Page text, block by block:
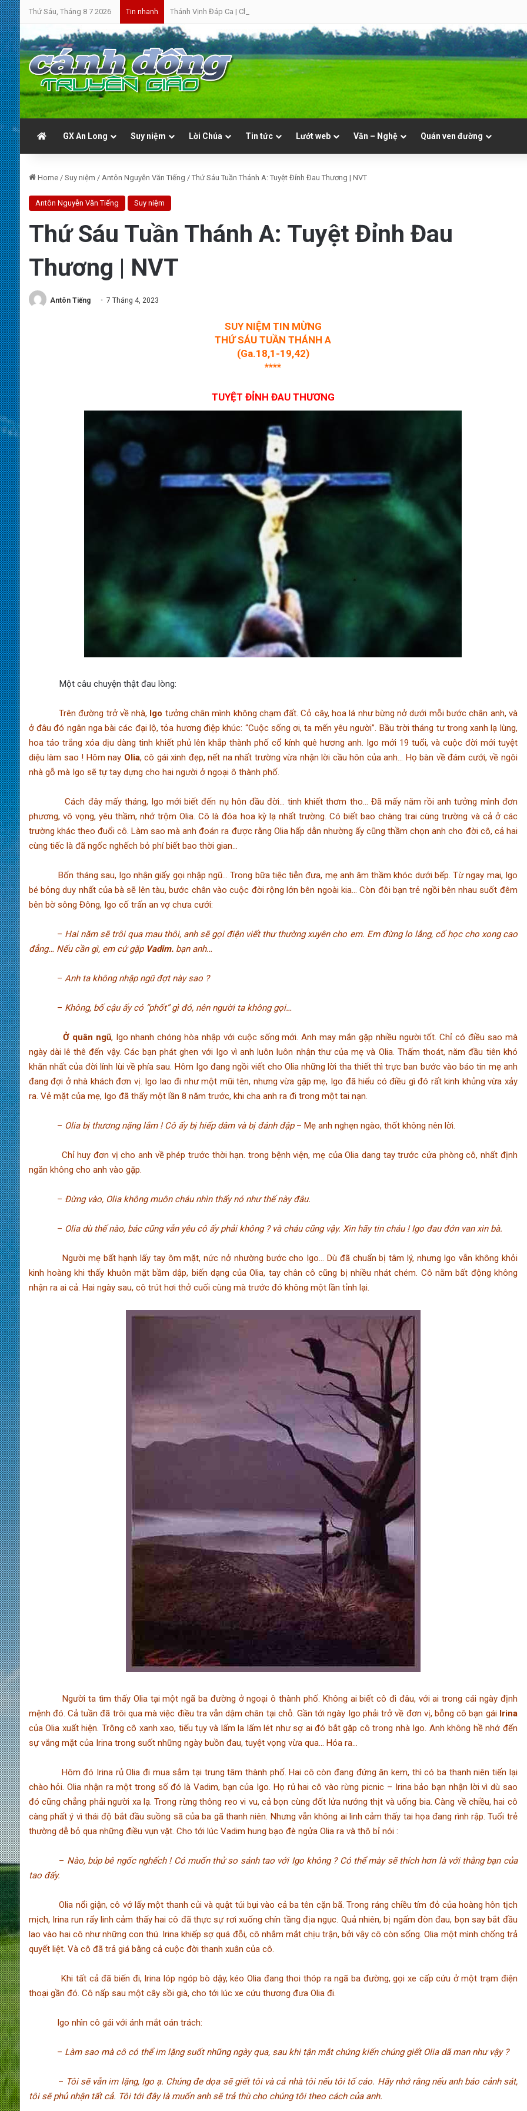
Thứ Sáu, Tháng 8 7 2026 Tin nhanh Thánh Vịnh Đáp Ca | Chúa Nhật 19 Thường Niên A
GX An Long Suy niệm Lời Chúa Tin tức Lướt web Văn – Nghệ Quán ven đường
Home / Suy niệm / Antôn Nguyễn Văn Tiếng / Thứ Sáu Tuần Thánh A: Tuyệt Đỉnh Đau Thương | NVT
Antôn Nguyễn Văn Tiếng Suy niệm
Thứ Sáu Tuần Thánh A: Tuyệt Đỉnh Đau
Thương | NVT
Antôn Tiếng 7 Tháng 4, 2023
SUY NIỆM TIN MỪNG
THỨ SÁU TUẦN THÁNH A
(Ga.18,1-19,42)
****
TUYỆT ĐỈNH ĐAU THƯƠNG
Một câu chuyện thật đau lòng:
Trên đường trở về nhà, Igo tưởng chân mình không chạm đất. Cỏ cây, hoa lá như bừng nở dưới mỗi bước chân anh, và
ở đâu đó ngân nga bài các đại lộ, tỏa hương điệp khúc: “Cuộc sống ơi, ta mến yêu người”. Bầu trời tháng tư trong xanh lạ lùng,
hoa táo trắng xóa dịu dàng tinh khiết phủ lên khắp thành phố cổ kính quê hương anh. Igo mới 19 tuổi, và cuộc đời mới tuyệt
diệu làm sao ! Hôm nay Olia, cô gái xinh đẹp, nết na nhất trường vừa nhận lời cầu hôn của anh… Họ bàn về đám cưới, về ngôi
nhà gỗ mà Igo sẽ tự tay dựng cho hai người ở ngoại ô thành phố.
Cách đây mấy tháng, Igo mới biết đến nụ hôn đầu đời… tinh khiết thơm tho… Đã mấy năm rồi anh tưởng mình đơn
phương, vô vọng, yêu thầm, nhớ trộm Olia. Cô là đóa hoa kỳ lạ nhất trường. Có biết bao chàng trai cùng trường và cả ở các
trường khác theo đuổi cô. Làm sao mà anh đoán ra được rằng Olia hấp dẫn nhường ấy cũng thầm chọn anh cho đời cô, cả hai
cùng tiếc là đã ngốc nghếch bỏ phí biết bao thời gian…
Bốn tháng sau, Igo nhận giấy gọi nhập ngũ… Trong bữa tiệc tiễn đưa, mẹ anh âm thầm khóc dưới bếp. Từ ngay mai, Igo
bé bỏng duy nhất của bà sẽ lên tàu, bước chân vào cuộc đời rộng lớn bên ngoài kia… Còn đôi bạn trẻ ngồi bên nhau suốt đêm
bên bờ sông Đông, Igo cố trấn an vợ chưa cưới:
– Hai năm sẽ trôi qua mau thôi, anh sẽ gọi điện viết thư thường xuyên cho em. Em đừng lo lắng, cố học cho xong cao
đẳng… Nếu cần gì, em cứ gặp Vadim.bạn anh…
– Anh ta không nhập ngũ đợt này sao ?
– Không, bố cậu ấy có “phốt” gì đó, nên người ta không gọi…
Ở quân ngũ, Igo nhanh chóng hòa nhập với cuộc sống mới. Anh may mắn gặp nhiều người tốt. Chỉ có điều sao mà
ngày dài lê thê đến vậy. Các bạn phát ghen với Igo vì anh luôn luôn nhận thư của mẹ và Olia. Thấm thoát, năm đầu tiên khó
khăn nhất của đời lính lùi về phía sau. Hôm Igo đang ngồi viết cho Olia những lời tha thiết thì trực ban bước vào báo tin mẹ anh
đang đợi ở nhà khách đơn vị. Igo lao đi như một mũi tên, nhưng vừa gặp mẹ, Igo đã hiểu có điều gì đó rất kinh khủng vừa xảy
ra. Vẻ mặt của mẹ, Igo đã thấy một lần 8 năm trước, khi cha anh ra đi trong một tai nạn.
– Olia bị thương nặng lắm ! Cô ấy bị hiếp dâm và bị đánh đập– Mẹ anh nghẹn ngào, thốt không nên lời.
Chỉ huy đơn vị cho anh về phép trước thời hạn. trong bệnh viện, mẹ của Olia dang tay trước cửa phòng cô, nhất định
ngăn không cho anh vào gặp.
– Đừng vào, Olia không muôn cháu nhìn thấy nó như thế này đâu.
– Olia dù thế nào, bác cũng vẫn yêu cô ấy phải không ? và cháu cũng vậy. Xin hãy tin cháu ! Igo đau đớn van xin bà.
Người mẹ bất hạnh lấy tay ôm mặt, nức nở nhường bước cho Igo… Dù đã chuẩn bị tâm lý, nhưng Igo vẫn không khỏi
kinh hoàng khi thấy khuôn mặt bầm dập, biến dạng của Olia, tay chân cô cũng bị nhiều nhát chém. Cô nằm bất động không
nhận ra ai cả. Hai ngày sau, cô trút hơi thở cuối cùng mà trước đó không một lần tỉnh lại.
Người ta tìm thấy Olia tại một ngã ba đường ở ngoại ô thành phố. Không ai biết cô đi đâu, với ai trong cái ngày định
mệnh đó. Cả tuần đã trôi qua mà việc điều tra vẫn dậm chân tại chỗ. Gần tới ngày Igo phải trở về đơn vị, bỗng cô bạn gái Irina
của Olia xuất hiện. Trông cô xanh xao, tiếu tụy và lấm la lấm lét như sợ ai đó bắt gặp cô trong nhà Igo. Anh không hề nhớ đến
sự vắng mặt của Irina trong suốt những ngày buồn đau, tuyệt vọng vừa qua… Hóa ra…
Hôm đó Irina rủ Olia đi mua sắm tại trung tâm thành phố. Hai cô còn đang đứng ăn kem, thì có ba thanh niên tiến lại
chào hỏi. Olia nhận ra một trong số đó là Vadim, bạn của Igo. Họ rủ hai cô vào rừng picnic – Irina bảo bạn nhận lời vì dù sao
đó cũng chẳng phải người xa lạ. Trong rừng thông reo vi vu, cả bọn cùng đốt lửa nướng thịt và uống bia. Càng về chiều, hai cô
càng phất ý vì thái độ bắt đầu suồng sã của ba gã thanh niên. Nhưng vẫn không ai linh cảm thấy tai họa đang rình rập. Tuổi trẻ
thường dễ bỏ qua những điều vụn vặt. Cho tới lúc Vadim hung bạo đè ngửa Olia ra và thô bỉ nói :
– Nào, búp bê ngốc nghếch ! Có muốn thử so sánh tao với Igo không ? Có thể mày sẽ thích hơn là với thằng bạn của
tao đấy.
Olia nổi giận, cô vớ lấy một thanh củi và quật túi bụi vào cả ba tên cặn bã. Trong ráng chiều tím đỏ của hoàng hôn tịch
mịch, Irina run rẩy linh cảm thấy hai cô đã thực sự rơi xuống chín tầng địa ngục. Quả nhiên, bị ngấm đòn đau, bọn say bắt đầu
lao vào hai cô như những con thú. Irina khiếp sợ quá đỗi, cô nhắm mắt chịu trận, bởi vậy cô còn sống. Olia một mình chống trả
quyết liệt. Và cô đã trả giá bằng cả cuộc đời thanh xuân của cô.
Khi tất cả đã biến đi, Irina lóp ngóp bò dậy, kéo Olia đang thoi thóp ra ngã ba đường, gọi xe cấp cứu ở một trạm điện
thoại gần đó. Cô nấp sau một cây sồi già, cho tới lúc xe cứu thương đưa Olia đi.
Igo nhìn cô gái với ánh mắt oán trách:
– Làm sao mà cô có thể im lặng suốt những ngày qua, sau khi tận mắt chứng kiến chúng giết Olia dã man như vậy ?
– Tôi sẽ vẫn im lặng, Igo ạ. Chúng đe dọa sẽ giết tôi và cả nhà tôi nếu tôi tố cáo. Hãy nhớ rằng nếu anh báo cảnh sát,
tôi sẽ phủ nhận tất cả. Tôi tới đây là muốn anh sẽ trả thù cho chúng tôi theo cách của anh.